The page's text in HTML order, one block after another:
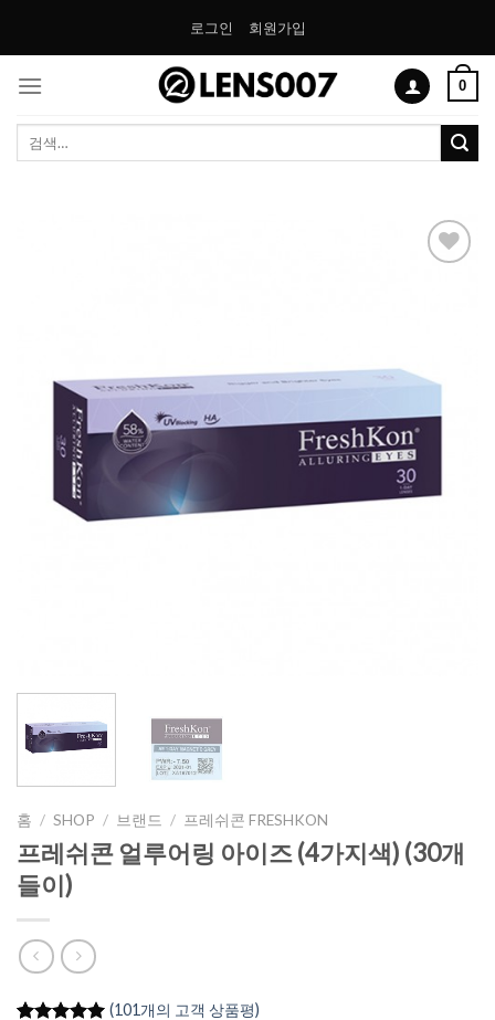
로그인 회원가입
0
색:
홈 / SHOP / 브랜드 / 프레쉬콘 FRESHKON
프레쉬콘 얼루어링 아이즈 (4가지색) (30개
들이)
(101개의 고객 상품평)